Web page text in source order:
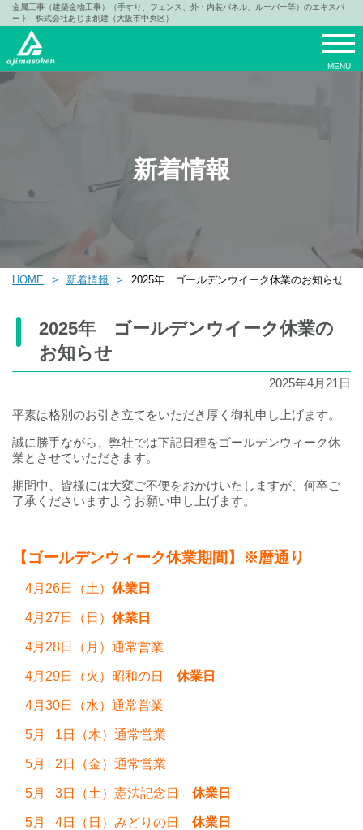
金属工事（建築金物工事）（手すり、フェンス、外・内装パネル、ルーバー等）のエキスパ
ート - 株式会社あじま創建（大阪市中央区）
MENU
新着情報
HOME 新着情報 2025年 ゴールデンウイーク休業のお知らせ
2025年 ゴールデンウイーク休業の
お知らせ
2025年4月21日
平素は格別のお引き立てをいただき厚く御礼申し上げます。
誠に勝手ながら、弊社では下記日程をゴールデンウィーク休
業とさせていただきます。
期間中、皆様には大変ご不便をおかけいたしますが、何卒ご
了承くださいますようお願い申し上げます。
【ゴールデンウィーク休業期間】※暦通り
4月26日（土） 休業日
4月27日（日） 休業日
4月28日（月）通常営業
4月29日（火）昭和の日 休業日
4月30日（水）通常営業
5月 1 日（木）通常営業
5月 2日（金）通常営業
5月 3日（土）憲法記念日 休業日
5月 4日（日）みどりの日 休業日